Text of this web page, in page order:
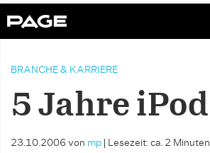
BRANCHE & KARRIERE
5 Jahre iPod
23.10.2006 von mp Lesezeit: ca. 2 Minuten